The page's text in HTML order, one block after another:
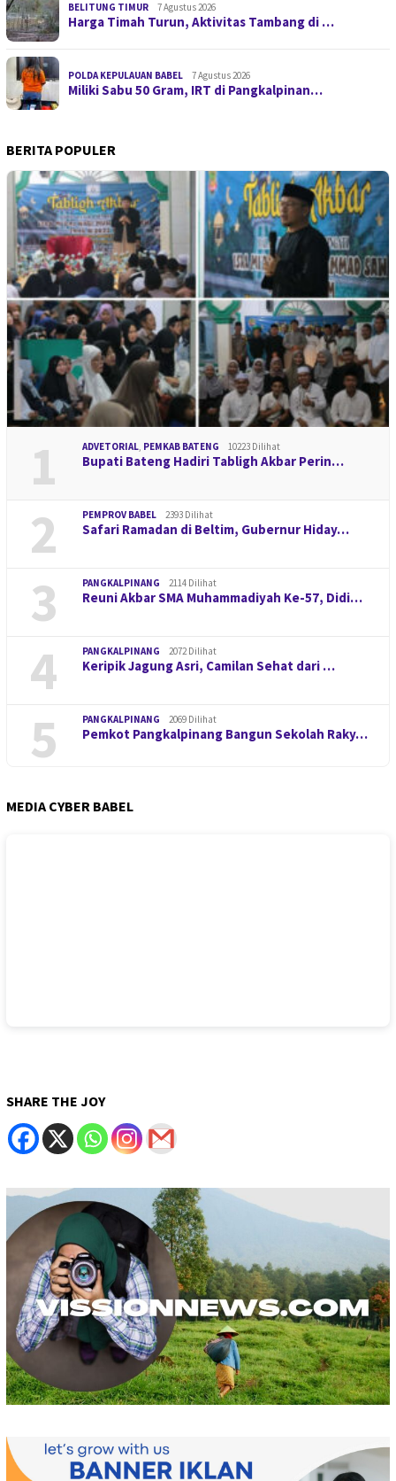
BELITUNG TIMUR 7 Agustus 2026
Harga Timah Turun, Aktivitas Tambang di …
POLDA KEPULAUAN BABEL 7 Agustus 2026
Miliki Sabu 50 Gram, IRT di Pangkalpinan…
BERITA POPULER
1 ADVETORIAL, PEMKAB BATENG 10223 Dilihat
Bupati Bateng Hadiri Tabligh Akbar Perin…
2 PEMPROV BABEL 2393 Dilihat
Safari Ramadan di Beltim, Gubernur Hiday…
3 PANGKALPINANG 2114 Dilihat
Reuni Akbar SMA Muhammadiyah Ke-57, Didi…
4 PANGKALPINANG 2072 Dilihat
Keripik Jagung Asri, Camilan Sehat dari …
5 PANGKALPINANG 2069 Dilihat
Pemkot Pangkalpinang Bangun Sekolah Raky…
MEDIA CYBER BABEL
SHARE THE JOY